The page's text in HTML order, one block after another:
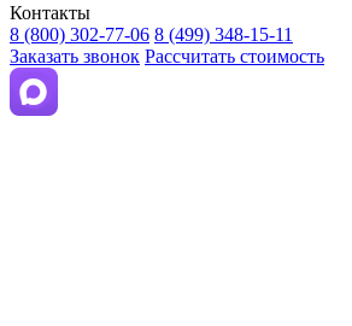
Контакты
8 (800) 302-77-06 8 (499) 348-15-11
Заказать звонок Рассчитать стоимость